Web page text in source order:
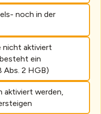
noch in der
nicht aktiviert
ein
Abs. 2 HGB)
aktiviert werden,